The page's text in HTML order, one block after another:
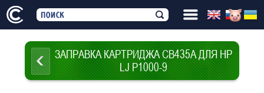
ЗАПРАВКА КАРТРИДЖА CB435A ДЛЯ HP
LJ P1000-9